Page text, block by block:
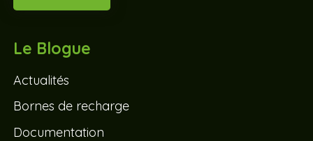
Le Blogue
Actualités
Bornes de recharge
Documentation